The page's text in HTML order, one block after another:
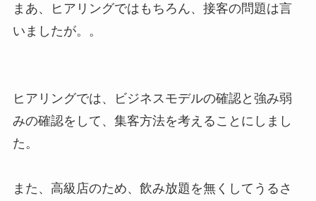
まあ、ヒアリングではもちろん、接客の問題は言
いましたが。。
ヒアリングでは、ビジネスモデルの確認と強み弱
みの確認をして、集客方法を考えることにしまし
た。
また、高級店のため、飲み放題を無くしてうるさ